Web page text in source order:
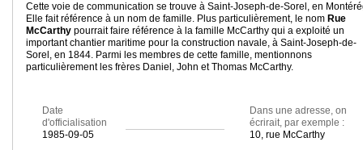
Cette voie de communication se trouve à Saint-Joseph-de-Sorel, en
Elle fait référence à un nom de famille. Plus particulièrement, le nom Rue
McCarthy pourrait faire référence à la famille McCarthy qui a exploité un
important chantier maritime pour la construction navale, à Saint-Joseph-de-
Sorel, en 1844. Parmi les membres de cette famille, mentionnons
particulièrement les frères Daniel, John et Thomas McCarthy.
Date
d'officialisation
1985-09-05
Dans une adresse, on
écrirait, par exemple :
10, rue McCarthy